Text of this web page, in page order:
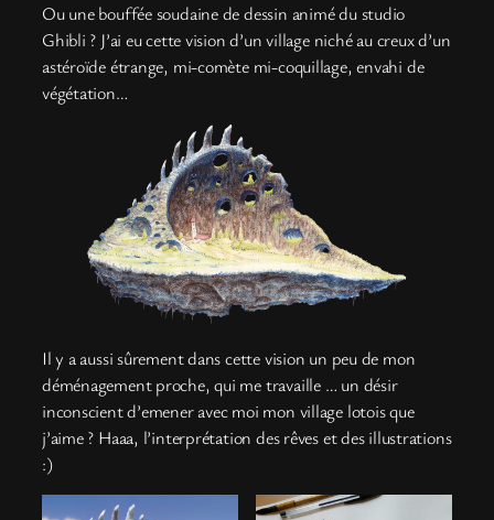
Ou une bouffée soudaine de dessin animé du studio
Ghibli ? J’ai eu cette vision d’un village niché au creux d’un
astéroïde étrange, mi-comète mi-coquillage, envahi de
végétation…
Il y a aussi sûrement dans cette vision un peu de mon
déménagement proche, qui me travaille … un désir
inconscient d’emener avec moi mon village lotois que
j’aime ? Haaa, l’interprétation des rêves et des illustrations
:)